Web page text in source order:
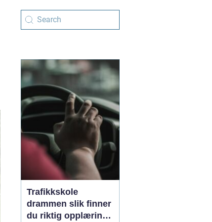
Trafikkskole
drammen slik finner
du riktig opplæring